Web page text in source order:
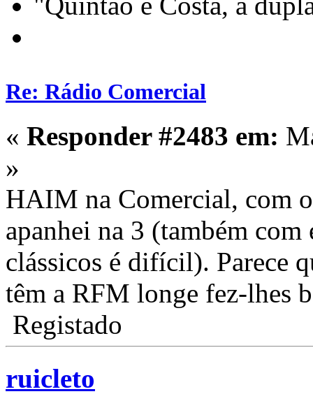
Re: Rádio Comercial
« Responder #2483 em:
»
HAIM na Comercial, com
apanhei na 3 (também com
clássicos é difícil). Parece
têm a RFM longe fez-lhes
Registado
ruicleto